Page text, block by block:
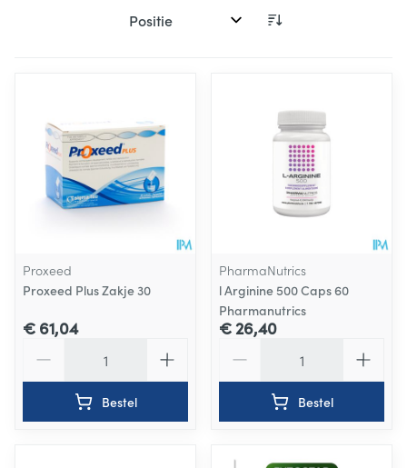
Sorteer op:
Proxeed
Proxeed Plus Zakje 30
€ 61,04
Bestel
PharmaNutrics
l Arginine 500 Caps 60
Pharmanutrics
€ 26,40
Bestel